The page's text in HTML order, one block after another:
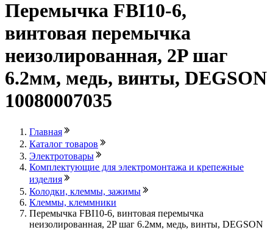
Перемычка FBI10-6,
винтовая перемычка
неизолированная, 2P шаг
6.2мм, медь, винты, DEGSON
10080007035
Главная
Каталог товаров
Электротовары
Комплектующие для электромонтажа и крепежные
изделия
Колодки, клеммы, зажимы
Клеммы, клеммники
Перемычка FBI10-6, винтовая перемычка
неизолированная, 2P шаг 6.2мм, медь, винты, DEGSON